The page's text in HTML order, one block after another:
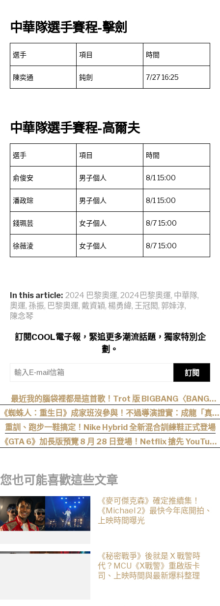
中華隊選手賽程-擊劍
選手 項目 時間
陳奕通 鈍劍 7/27 16:25
中華隊選手賽程-高爾夫
選手 項目 時間
俞俊安 男子個人 8/1 15:00
潘政琮 男子個人 8/1 15:00
錢珮芸 女子個人 8/7 15:00
徐薇淩 女子個人 8/7 15:00
In this article: 2024 巴黎奧運, 2024巴黎奧運, 中華隊,
奧運, 孫振, 巴黎奧運, 戴資穎, 楊勇緯, 王冠閎, 郭婞淳,
陳念琴
訂閱COOL電子報，緊追更多潮流話題，獨家特別企
劃。
訂閱
最近我的腦袋裡都是這首歌！Trot 版 BIGBANG〈BANG
BANG BANG〉一天不聽難受，聽了難受一整天
《蜘蛛人：重生日》成家班沒參與！不過導演證實：成龍「真的
有來片場」
重訓、跑步一鞋搞定！Nike Hybrid 全新混合訓練鞋正式登場
《GTA 6》加長版預覽 8 月 28 日登場！Netflix 搶先 YouTube
您也可能喜歡這些文章
《麥可傑克森》確定推續集！
《Michael 2》最快今年底開拍、
上映時間曝光
《秘密戰爭》後就是 X 戰警時
代？MCU《X戰警》重啟版卡
司、上映時間與最新爆料整理